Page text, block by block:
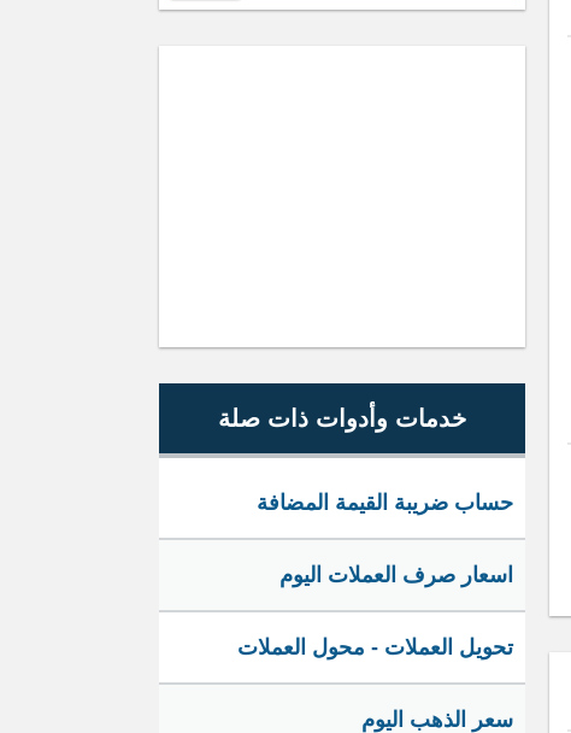
خدمات وأدوات ذات صلة
حساب ضريبة القيمة المضافة
اسعار صرف العملات اليوم
تحويل العملات - محول العملات
سعر الذهب اليوم